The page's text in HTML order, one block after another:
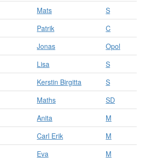
Mats
S
Patrik
C
Jonas
Opol
Lisa
S
Kerstin Birgitta
S
Maths
SD
Anita
M
Carl Erik
M
Eva
M